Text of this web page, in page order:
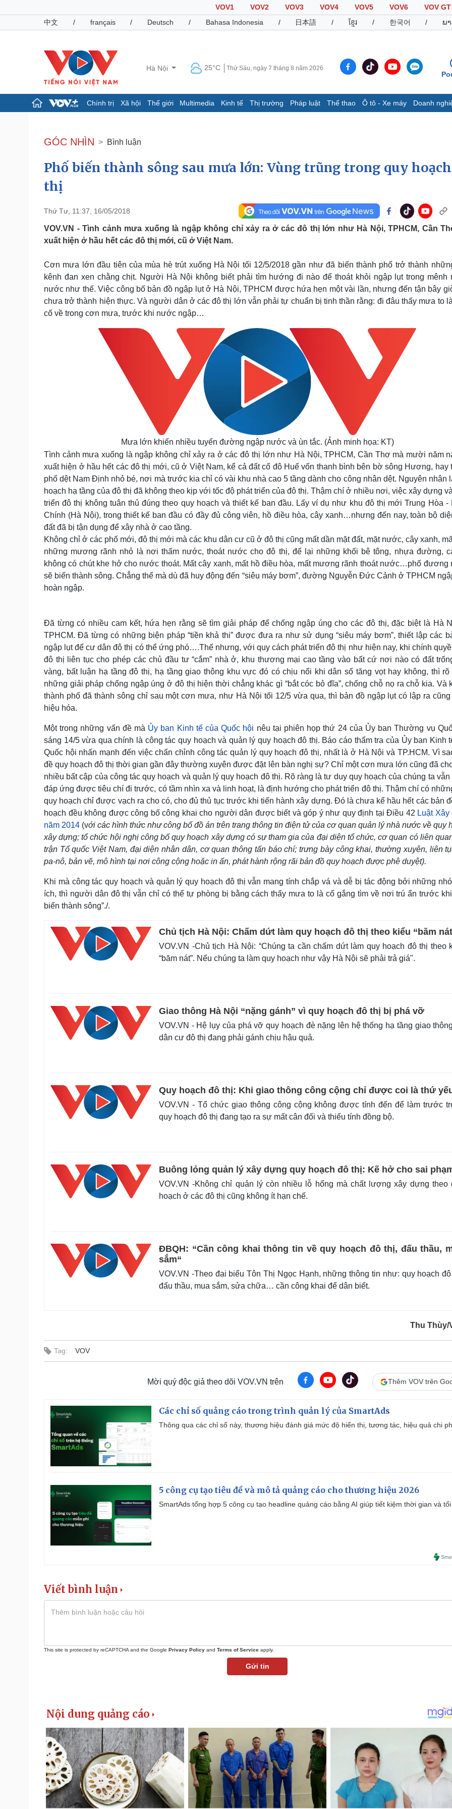
VOV1 VOV2 VOV3 VOV4 VOV5 VOV6
VOV GT
中文
/ français / Deutsch / Bahasa Indonesia / 日本語 / ខ្មែរ / 한국어 / ພ
Hà Nội 25°C Thứ Sáu, ngày 7 tháng 8 năm 2026
Chính trị Xã hội Thế giới Multimedia Kinh tế Thị trường Pháp luật Thể thao Ô tô - Xe máy Doanh
Đảng
Tổ chức nhân sự
Quốc hội
Nhận diện sự thật
Dấu ấn VOV
Infographic
Pháp luật
Tin nóng
Tư vấn luật
Việt Nam
Phân tích
Thể thao
Bóng đá
Lịch thi đấu bóng đá
Hậu trường
Ô tô - Xe máy
Ô tô
Xe máy
Sức khỏe
Dinh dưỡng - món ngon
Cây thuốc
Sản phụ khoa
Làm đẹp - giảm cân
Đời sống
Nhà đẹp
Blog
Tình yêu - Gia đình
Văn hóa
Sân khấu - Điện ảnh
Văn học
Giải trí
Nghệ sĩ
Thời trang
GÓC NHÌN Bình luận
Phố biến thành sông sau mưa lớn: Vùng trũng trong quy
thị
Thứ Tư, 11:37, 16/05/2018
VOV.VN - Tình cảnh mưa xuống là ngập không chỉ xảy ra ở các đô thị lớn như Hà Nội, TPHCM, Cần
xuất hiện ở hầu hết các đô thị mới, cũ ở Việt Nam.
Cơn mưa lớn đầu tiên của mùa hè trút xuống Hà Nội tối 12/5/2018 gần như đã biến thành phố trở thành
kênh đan xen chằng chịt. Người Hà Nội không biết phải tìm hướng đi nào để thoát khỏi ngập lụt trong mênh
nước như thế. Việc công bố bản đồ ngập lụt ở Hà Nội, TPHCM được hứa hẹn một vài lần, nhưng đến tận bây
chưa trở thành hiện thực. Và người dân ở các đô thị lớn vẫn phải tự chuẩn bị tinh thần rằng: đi đâu thấy mưa to
cố về trong cơn mưa, trước khi nước ngập…
Mưa lớn khiến nhiều tuyến đường ngập nước và ùn tắc. (Ảnh minh họa: KT)
Tình cảnh mưa xuống là ngập không chỉ xảy ra ở các đô thị lớn như Hà Nội, TPHCM, Cần Thơ mà mười năm
xuất hiện ở hầu hết các đô thị mới, cũ ở Việt Nam, kể cả đất cố đô Huế vốn thanh bình bên bờ sông Hương, hay
phố dệt Nam Định nhỏ bé, nơi mà trước kia chỉ có vài khu nhà cao 5 tầng dành cho công nhân dệt. Nguyên nhân
hoạch hạ tầng của đô thị đã không theo kịp với tốc độ phát triển của đô thị. Thậm chí ở nhiều nơi, việc xây dựng
triển đô thị không tuân thủ đúng theo quy hoạch và thiết kế ban đầu. Lấy ví dụ như khu đô thị mới Trung Hòa -
Chính (Hà Nội), trong thiết kế ban đầu có đầy đủ công viên, hồ điều hòa, cây xanh…nhưng đến nay, toàn bộ
đất đã bị tận dụng để xây nhà ở cao tầng.
Không chỉ ở các phố mới, đô thị mới mà các khu dân cư cũ ở đô thị cũng mất dần mặt đất, mặt nước, cây xanh,
những mương rãnh nhỏ là nơi thấm nước, thoát nước cho đô thị, để lại những khối bê tông, nhựa đường,
không có chút khe hở cho nước thoát. Mất cây xanh, mất hồ điều hòa, mất mương rãnh thoát nước…phố đương
sẽ biến thành sông. Chẳng thế mà dù đã huy động đến “siêu máy bơm”, đường Nguyễn Đức Cảnh ở TPHCM
hoàn ngập.
Đã từng có nhiều cam kết, hứa hẹn rằng sẽ tìm giải pháp để chống ngập úng cho các đô thị, đặc biệt là Hà
TPHCM. Đã từng có những biện pháp “tiền khả thi” được đưa ra như sử dụng “siêu máy bơm”, thiết lập các
ngập lụt để cư dân đô thị có thể ứng phó….Thế nhưng, với quy cách phát triển đô thị như hiện nay, khi chính
đô thị liên tục cho phép các chủ đầu tư “cắm” nhà ở, khu thương mại cao tầng vào bất cứ nơi nào có đất
vàng, bất luận hạ tầng đô thị, hạ tầng giao thông khu vực đó có chịu nổi khi dân số tăng vọt hay không, thì rõ
những giải pháp chống ngập úng ở đô thị hiện thời chẳng khác gì “bắt cóc bỏ đĩa”, chống chỗ nọ ra chỗ kia. Và
thành phố đã thành sông chỉ sau một cơn mưa, như Hà Nội tối 12/5 vừa qua, thì bản đồ ngập lụt có lập ra
hiệu hóa.
Một trong những vấn đề mà Ủy ban Kinh tế của Quốc hội nêu tại phiên họp thứ 24 của Ủy ban Thường vụ
sáng 14/5 vừa qua chính là công tác quy hoạch và quản lý quy hoạch đô thị. Báo cáo thẩm tra của Ủy ban Kinh
Quốc hội nhấn mạnh đến việc chấn chỉnh công tác quản lý quy hoạch đô thị, nhất là ở Hà Nội và TP.HCM. Vì
đề quy hoạch đô thị thời gian gần đây thường xuyên được đặt lên bàn nghị sự? Chỉ một cơn mưa lớn cũng đã
nhiều bất cập của công tác quy hoạch và quản lý quy hoạch đô thị. Rõ ràng là tư duy quy hoạch của chúng ta
đáp ứng được tiêu chí đi trước, có tầm nhìn xa và linh hoạt, là định hướng cho phát triển đô thị. Thậm chí có
quy hoạch chỉ được vạch ra cho có, cho đủ thủ tục trước khi tiến hành xây dựng. Đó là chưa kể hầu hết các bản
hoạch đều không được công bố công khai cho người dân được biết và góp ý như quy định tại Điều 42 Luật Xây
năm 2014 (với các hình thức như công bố đồ án trên trang thông tin điện tử của cơ quan quản lý nhà nước về quy
xây dựng; tổ chức hội nghị công bố quy hoạch xây dựng có sự tham gia của đại diện tổ chức, cơ quan có liên
trận Tổ quốc Việt Nam, đại diện nhân dân, cơ quan thông tấn báo chí; trưng bày công khai, thường xuyên, liên
pa-nô, bản vẽ, mô hình tại nơi công cộng hoặc in ấn, phát hành rộng rãi bản đồ quy hoạch được phê duyệt).
Khi mà công tác quy hoạch và quản lý quy hoạch đô thị vẫn mang tính chắp vá và dễ bị tác động bởi những
ích, thì người dân đô thị vẫn chỉ có thể tự phòng bị bằng cách thấy mưa to là cố gắng tìm về nơi trú ẩn trước khi
biến thành sông”./.
Chủ tịch Hà Nội: Chấm dứt làm quy hoạch đô thị theo kiểu “băm
VOV.VN -Chủ tịch Hà Nội: “Chúng ta cần chấm dứt làm quy hoạch đô thị theo
“băm nát”. Nếu chúng ta làm quy hoạch như vậy Hà Nội sẽ phải trả giá".
Giao thông Hà Nội “nặng gánh” vì quy hoạch đô thị bị phá vỡ
VOV.VN - Hệ lụy của phá vỡ quy hoạch đè nặng lên hệ thống hạ tầng giao
dân cư đô thị đang phải gánh chịu hậu quả.
Quy hoạch đô thị: Khi giao thông công cộng chỉ được coi là thứ
VOV.VN - Tổ chức giao thông công cộng không được tính đến để làm trước
quy hoạch đô thị đang tạo ra sự mất cân đối và thiếu tính đồng bộ.
Buông lỏng quản lý xây dựng quy hoạch đô thị: Kẽ hở cho sai
VOV.VN -Không chỉ quản lý còn nhiều lỗ hổng mà chất lượng xây dựng theo
hoạch ở các đô thị cũng không ít hạn chế.
ĐBQH: “Cần công khai thông tin về quy hoạch đô thị, đấu thầu,
sắm“
VOV.VN -Theo đại biểu Tôn Thị Ngọc Hạnh, những thông tin như: quy hoạch đô
đấu thầu, mua sắm, sửa chữa… cần công khai để dân biết.
Thu Thùy/
Tag: VOV
Mời quý độc giả theo dõi VOV.VN trên Thêm VOV trên
Các chỉ số quảng cáo trong trình quản lý của SmartAds
Thông qua các chỉ số này, thương hiệu đánh giá mức độ hiển thị, tương tác, hiệu quả chi
5 công cụ tạo tiêu đề và mô tả quảng cáo cho thương hiệu 2026
SmartAds tổng hợp 5 công cụ tạo headline quảng cáo bằng AI giúp tiết kiệm thời gian và tối
Viết bình luận
This site is protected by reCAPTCHA and the Google Privacy Policy and Terms of Service apply.
Gửi tin